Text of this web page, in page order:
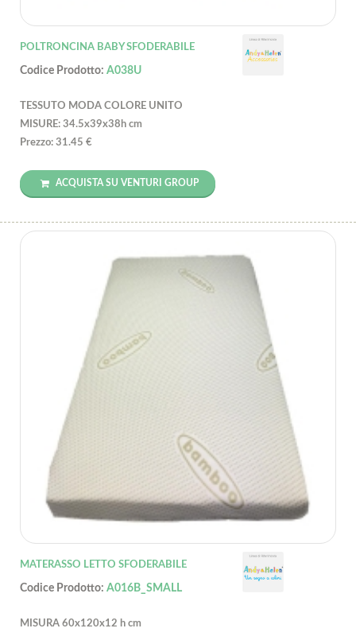
POLTRONCINA BABY SFODERABILE
Codice Prodotto: A038U
TESSUTO MODA COLORE UNITO
MISURE: 34.5x39x38h cm
Prezzo: 31.45 €
ACQUISTA SU VENTURI GROUP
MATERASSO LETTO SFODERABILE
Codice Prodotto: A016B_SMALL
MISURA 60x120x12 h cm